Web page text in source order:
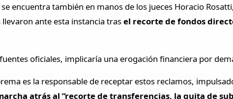
encuentra también en manos de los jueces Horacio
ante esta instancia trasel recorte de fondos
oficiales, implicaría una erogación financiera por
es la responsable de receptar estos reclamos,
atrás al “recorte de transferencias, la quita de